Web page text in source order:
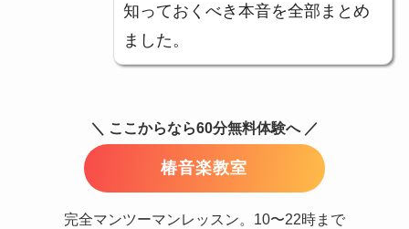
知っておくべき本音を全部まとめ
ました。
＼ ここからなら60分無料体験へ ／
椿音楽教室
完全マンツーマンレッスン。10〜22時まで